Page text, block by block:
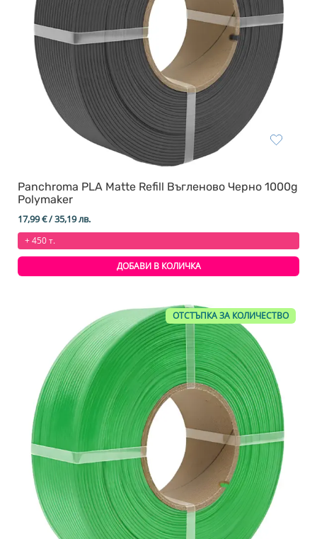
Panchroma PLA Matte Refill Въгленово Черно 1000g
Polymaker
17,99€/ 35,19 лв.
+ 450 т.
ДОБАВИ В КОЛИЧКА
ОТСТЪПКА ЗА КОЛИЧЕСТВО